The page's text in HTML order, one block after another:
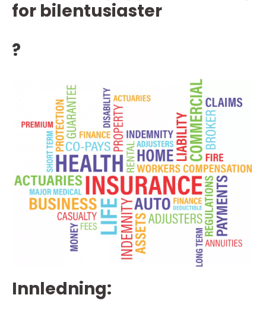
for bilentusiaster
?
Innledning: